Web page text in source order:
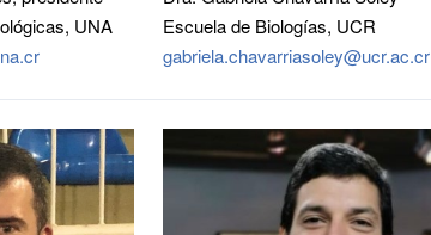
UNA
Escuela de Biologías, UCR
gabriela.chavarriasoley@ucr.ac.cr